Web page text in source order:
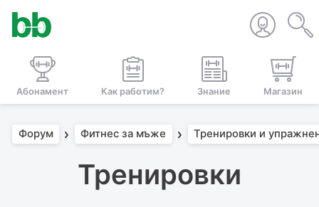
Абонамент Как работим? Знание Магазин
Форум Фитнес за мъже Тренировки и
Тренировки